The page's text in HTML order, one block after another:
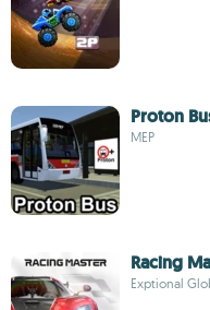
Proton
MEP
Racing
Exptional